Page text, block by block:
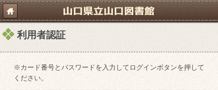
利用者認証
※カード番号とパスワードを入力してログインボタンを押して
ください。